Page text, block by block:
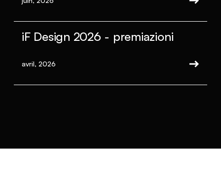
iF Design 2026 - premiazioni
avril, 2026